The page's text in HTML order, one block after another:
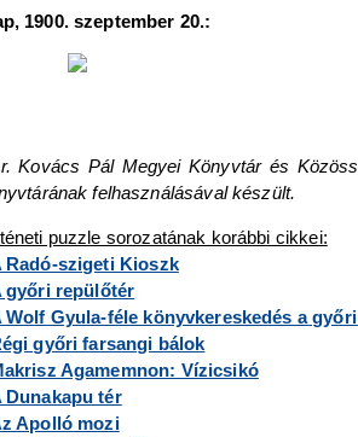
1900. szeptember 20.:
Kovács Pál Megyei Könyvtár és
felhasználásával készült.
puzzle sorozatának korábbi cikkei:
Radó-szigeti Kioszk
győri repülőtér
Wolf Gyula-féle könyvkereskedés a
győri farsangi bálok
Agamemnon: Vízicsikó
Dunakapu tér
Apolló mozi